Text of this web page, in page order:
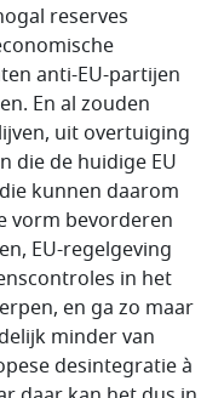
reserves
anti-EU-partijen
En al zouden
uit overtuiging
die de huidige EU
kunnen daarom
vorm bevorderen
EU-regelgeving
in het
en ga zo maar
minder van
desintegratie à